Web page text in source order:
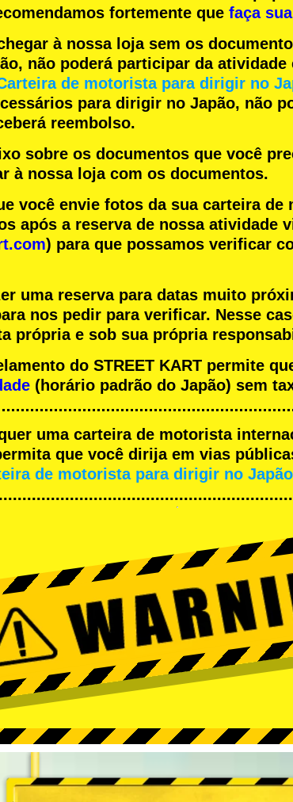
fortemente que faça
à nossa loja sem os
não poderá participar da atividade
de motorista para dirigir no
para dirigir no Japão, não
reembolso.
sobre os documentos que você
à nossa loja com os documentos.
você envie fotos da sua carteira de
após a reserva de nossa atividade
) para que possamos verificar
uma reserva para datas muito
nos pedir para verificar. Nesse
própria e sob sua própria
do STREET KART permite
(horário padrão do Japão) sem
uma carteira de motorista
que você dirija em vias
de motorista para dirigir no